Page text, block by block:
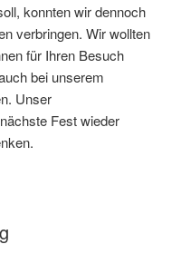
konnten wir dennoch
verbringen. Wir wollten
für Ihren Besuch
bei unserem
Unser
Fest wieder